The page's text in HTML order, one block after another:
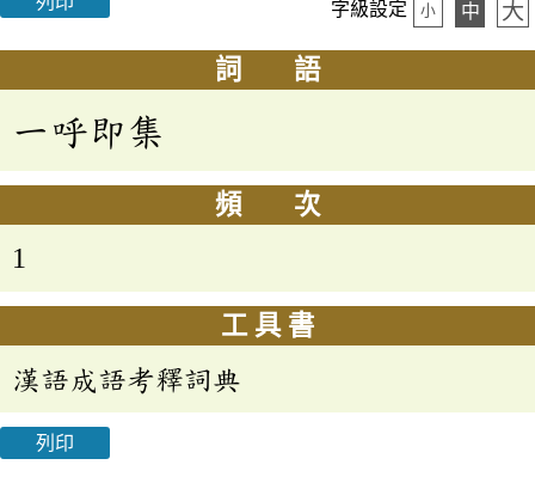
字級設定 小 中 大
詞 語
一呼即集
頻 次
1
工 具 書
漢語成語考釋詞典
列印